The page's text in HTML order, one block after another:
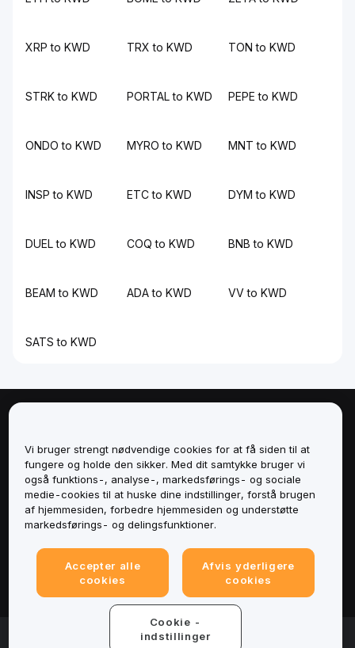
XRP to KWD TRX to KWD TON to KWD
STRK to KWD PORTAL to KWD PEPE to KWD
ONDO to KWD MYRO to KWD MNT to KWD
INSP to KWD ETC to KWD DYM to KWD
DUEL to KWD COQ to KWD BNB to KWD
BEAM to KWD ADA to KWD VV to KWD
SATS to KWD
Tjenester
Support
© 2025-2026 Bybit.eu. All rights reserved.
Vi bruger strengt nødvendige cookies for at få siden til at
fungere og holde den sikker. Med dit samtykke bruger vi
også funktions-, analyse-, markedsførings- og sociale
medie-cookies til at huske dine indstillinger, forstå brugen
af hjemmesiden, forbedre hjemmesiden og understøtte
markedsførings- og delingsfunktioner.
Accepter alle
cookies
Afvis yderligere
cookies
Cookie -
indstillinger